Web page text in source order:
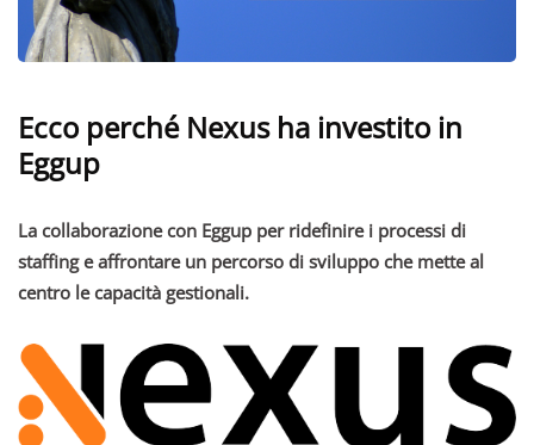
Ecco perché Nexus ha investito in
Eggup
La collaborazione con Eggup per ridefinire i processi di
staffing e affrontare un percorso di sviluppo che mette al
centro le capacità gestionali.